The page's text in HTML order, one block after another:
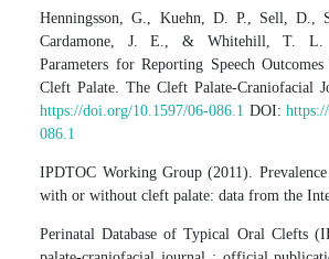
Henningsson, G., Kuehn, D. P., Sell, D.,
Cardamone, J. E., & Whitehill, T. L.
Parameters for Reporting Speech
Cleft Palate. The Cleft Palate-Craniofacial
https://doi.org/10.1597/06-086.1 DOI:
086.1
IPDTOC Working Group (2011).
with or without cleft palate: data from the
Perinatal Database of Typical Oral Clefts